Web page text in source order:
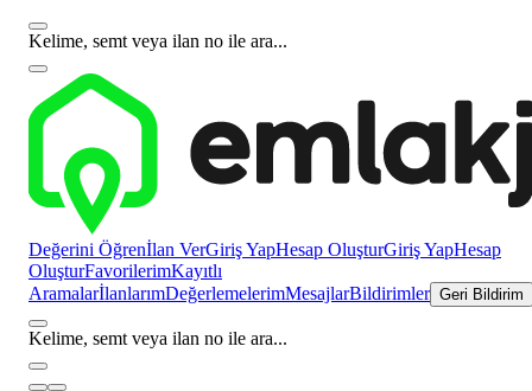
Kelime, semt veya ilan no ile ara...
Değerini Öğrenİlan VerGiriş YapHesap OluşturGiriş YapHesap
OluşturFavorilerimKayıtlı
AramalarİlanlarımDeğerlemelerimMesajlarBildirimler Geri Bildirim
Kelime, semt veya ilan no ile ara...